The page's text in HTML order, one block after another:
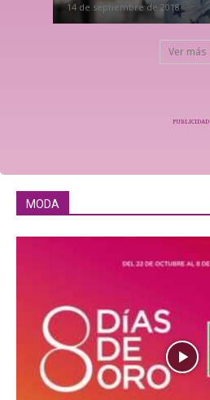
14 de septiembre de 2018
Ver más
PUBLICIDAD
MODA